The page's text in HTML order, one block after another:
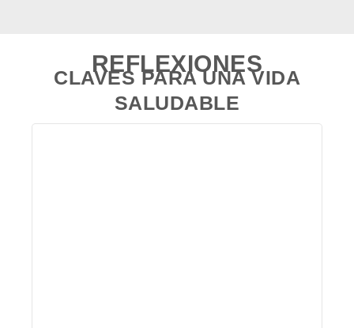
REFLEXIONES
CLAVES PARA UNA VIDA
SALUDABLE